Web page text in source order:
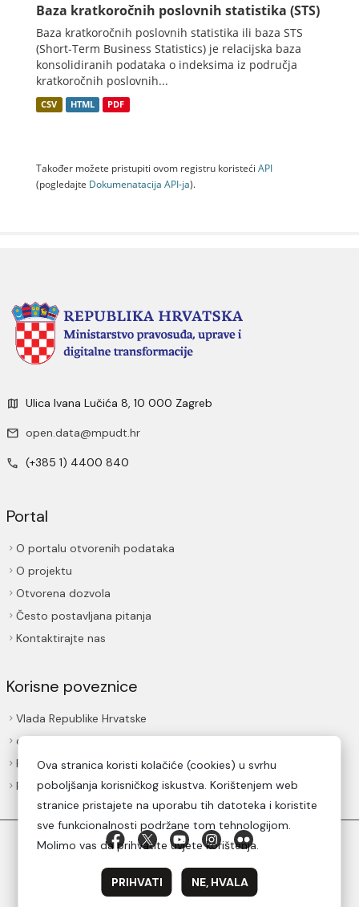
Baza kratkoročnih poslovnih statistika (STS)
Baza kratkoročnih poslovnih statistika ili baza STS
(Short-Term Business Statistics) je relacijska baza
konsolidiranih podataka o indeksima iz područja
kratkoročnih poslovnih...
CSV HTML PDF
Također možete pristupiti ovom registru koristeći API
(pogledajte Dokumenаtаcijа API-jа).